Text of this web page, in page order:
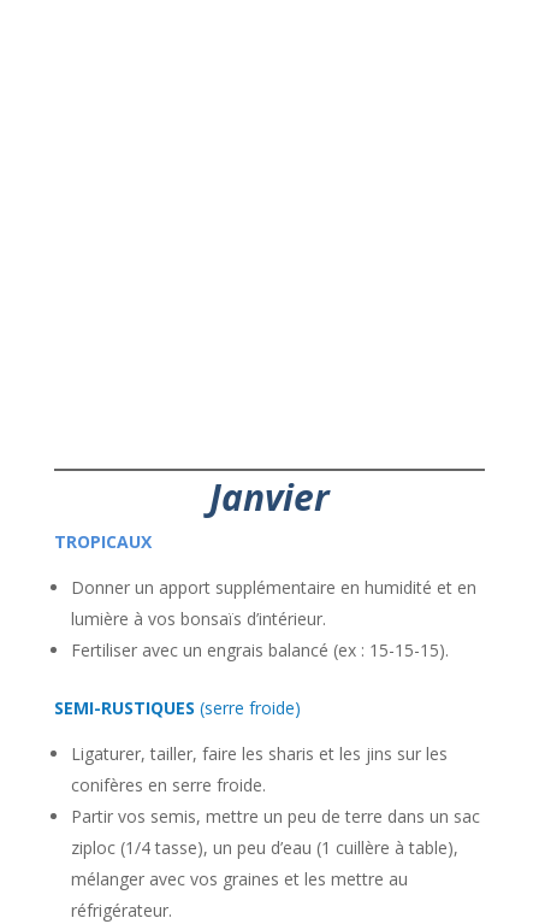
Janvier
TROPICAUX
Donner un apport supplémentaire en humidité et en
lumière à vos bonsaïs d’intérieur.
Fertiliser avec un engrais balancé (ex : 15-15-15).
SEMI-RUSTIQUES (serre froide)
Ligaturer, tailler, faire les sharis et les jins sur les
conifères en serre froide.
Partir vos semis, mettre un peu de terre dans un sac
ziploc (1/4 tasse), un peu d’eau (1 cuillère à table),
mélanger avec vos graines et les mettre au
réfrigérateur.